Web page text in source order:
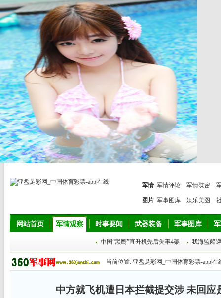
军情 军情评论 军情碟密
图片 军事图库 娱乐美图
网站首页 军情观察 时事要闻 武器装备 军事图库
中国“黑鹰”直升机先后失事4架 我海监船
当前位置: 亚盘足彩网_中国体育彩票-app|在
中方就飞机遭日本拦截提交涉 未回应